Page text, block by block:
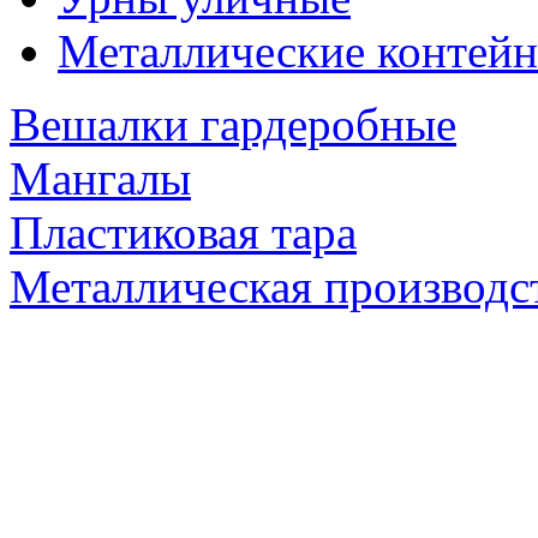
Металлические
Вешалки гардеробные
Мангалы
Пластиковая тара
Металлическая